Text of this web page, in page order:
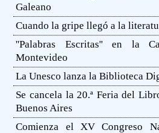
Galeano
Cuando la gripe llegó a la
''Palabras Escritas'' en la
Montevideo
La Unesco lanza la Biblioteca
Se cancela la 20.ª Feria del
Buenos Aires
Comienza el XV Congreso